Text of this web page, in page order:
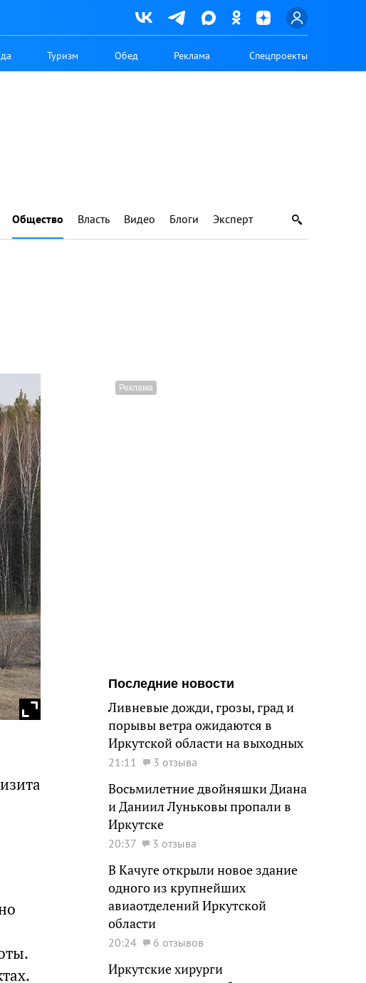
Туризм Обед Реклама Спецпроекты
Общество Власть Видео Блоги Эксперт
Последние новости
Ливневые дожди, грозы, град и
порывы ветра ожидаются в
Иркутской области на выходных
21:11 3 отзыва
Восьмилетние двойняшки Диана
и Даниил Луньковы пропали в
Иркутске
20:37 3 отзыва
В Качуге открыли новое здание
одного из крупнейших
авиаотделений Иркутской
области
20:24 6 отзывов
Иркутские хирурги